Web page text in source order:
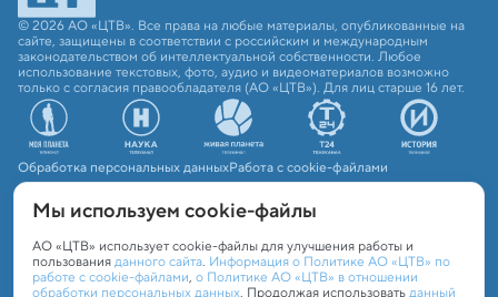
© 2026 АО «ЦТВ». Все права на любые материалы, опубликованные на
сайте, защищены в соответствии с российским и международным
законодательством об интеллектуальной собственности. Любое
использование текстовых, фото, аудио и видеоматериалов возможно
только с согласия правообладателя (АО «ЦТВ»). Для лиц старше 16 лет.
Обработка персональных данныхРабота с cookie-файлами
Мы используем сookie-файлы
АО «ЦТВ» использует cookie-файлы для улучшения работы и
пользованияданного сайта. Информация о Политике АО «ЦТВ» по
работе с cookie-файлами, о Политике АО «ЦТВ» в отношении
обработки персональных данных. Продолжая использоватьданный